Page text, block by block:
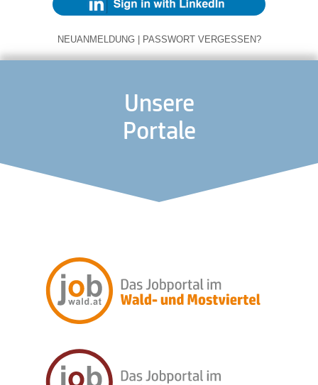
NEUANMELDUNG | PASSWORT VERGESSEN?
Unsere
Portale